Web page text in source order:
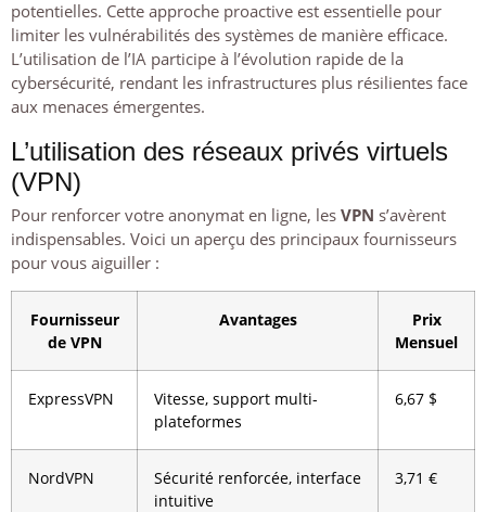
potentielles. Cette approche proactive est essentielle pour
limiter les vulnérabilités des systèmes de manière efficace.
L’utilisation de l’IA participe à l’évolution rapide de la
cybersécurité, rendant les infrastructures plus résilientes face
aux menaces émergentes.
L’utilisation des réseaux privés virtuels
(VPN)
Pour renforcer votre anonymat en ligne, les VPN s’avèrent
indispensables. Voici un aperçu des principaux fournisseurs
pour vous aiguiller :
Fournisseur
de VPN
Avantages
Prix
Mensuel
ExpressVPN
Vitesse, support multi-
plateformes
6,67 $
NordVPN
Sécurité renforcée, interface
intuitive
3,71 €